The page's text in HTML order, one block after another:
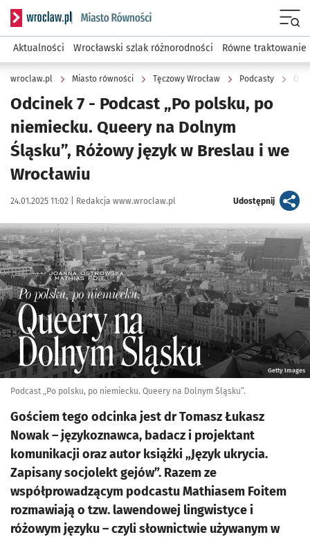
Serwis informacyjny wroclaw.pl podserwis: Miasto równości
Aktualności Wrocławski szlak różnorodności Równe traktowanie
wroclaw.pl Miasto równości Tęczowy Wrocław Podcasty
Odcinek 7 - Podcast „Po polsku, po
niemiecku. Queery na Dolnym
Śląsku”, Różowy język w Breslau i we
Wrocławiu
Data publikacji:
24.01.2025 11:02 | Autor:
Redakcja www.wroclaw.pl Udostępnijartykuł
Kliknij, aby powiększyć
Getty Images
Podcast „Po polsku, po niemiecku. Queery na Dolnym Śląsku”.
Gościem tego odcinka jest dr Tomasz Łukasz
Nowak – językoznawca, badacz i projektant
komunikacji oraz autor książki „Język ukrycia.
Zapisany socjolekt gejów”. Razem ze
współprowadzącym podcastu Mathiasem Foitem
rozmawiają o tzw. lawendowej lingwistyce i
różowym języku – czyli słownictwie używanym w